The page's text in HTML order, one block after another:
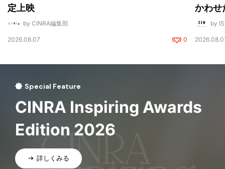
定上映
by CINRA編集部
2026.08.07 0
かわせ
by
Special Feature
CINRA Inspiring Awards
Edition 2026
詳しくみる